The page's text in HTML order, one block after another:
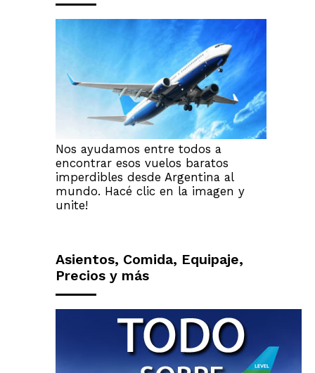
Nos ayudamos entre todos a
encontrar esos vuelos baratos
imperdibles desde Argentina al
mundo. Hacé clic en la imagen y
unite!
Asientos, Comida, Equipaje,
Precios y más